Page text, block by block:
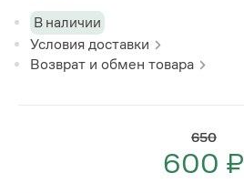
В наличии
Условия доставки
Возврат и обмен товара
650
600 ₽